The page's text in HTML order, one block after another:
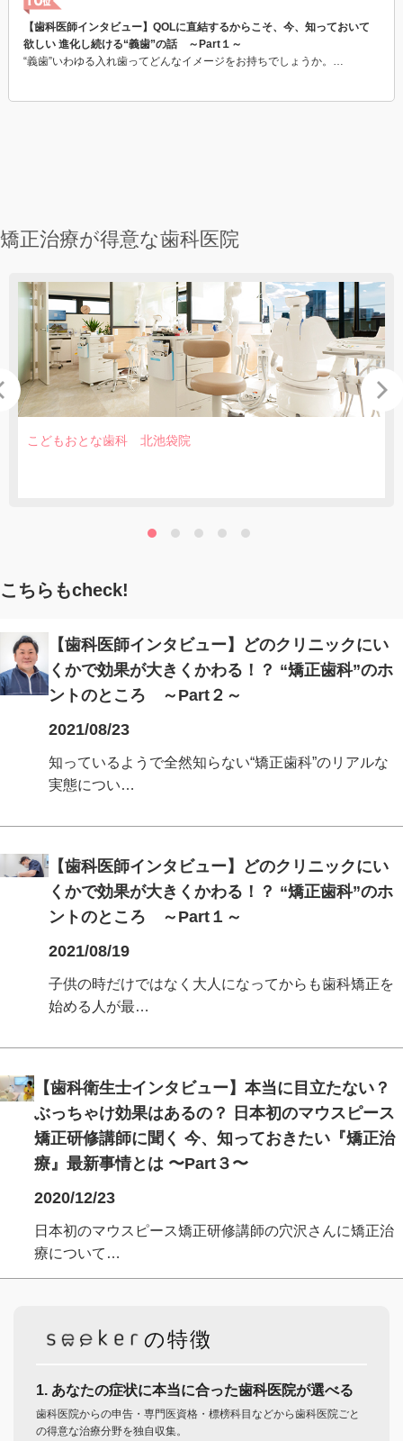
【歯科医師インタビュー】QOLに直結するからこそ、今、知っておいて
欲しい 進化し続ける“義歯”の話 ～Part１～
“義歯”いわゆる入れ歯ってどんなイメージをお持ちでしょうか。…
矯正治療が得意な歯科医院
こどもおとな歯科 北池袋院
こちらもcheck!
【歯科医師インタビュー】どのクリニックにい
くかで効果が大きくかわる！？ “矯正歯科”のホ
ントのところ ～Part２～
2021/08/23
知っているようで全然知らない“矯正歯科”のリアルな
実態につい…
【歯科医師インタビュー】どのクリニックにい
くかで効果が大きくかわる！？ “矯正歯科”のホ
ントのところ ～Part１～
2021/08/19
子供の時だけではなく大人になってからも歯科矯正を
始める人が最…
【歯科衛生士インタビュー】本当に目立たない？
ぶっちゃけ効果はあるの？ 日本初のマウスピース
矯正研修講師に聞く 今、知っておきたい『矯正治
療』最新事情とは 〜Part３〜
2020/12/23
日本初のマウスピース矯正研修講師の穴沢さんに矯正治
療について…
の特徴
1. あなたの症状に本当に合った歯科医院が選べる
歯科医院からの申告・専門医資格・標榜科目などから歯科医院ごと
の得意な治療分野を独自収集。